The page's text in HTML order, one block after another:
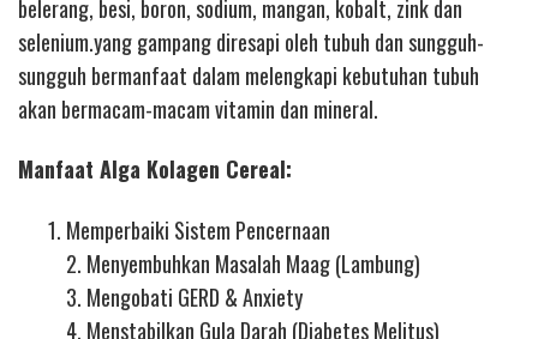
belerang, besi, boron, sodium, mangan, kobalt, zink dan
selenium.yang gampang diresapi oleh tubuh dan sungguh-
sungguh bermanfaat dalam melengkapi kebutuhan tubuh
akan bermacam-macam vitamin dan mineral.
Manfaat Alga Kolagen Cereal:
Memperbaiki Sistem Pencernaan
2. Menyembuhkan Masalah Maag (Lambung)
3. Mengobati GERD & Anxiety
4. Menstabilkan Gula Darah (Diabetes Melitus)